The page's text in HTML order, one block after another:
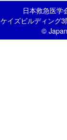
日本救急医学
ケイズビルディング
©